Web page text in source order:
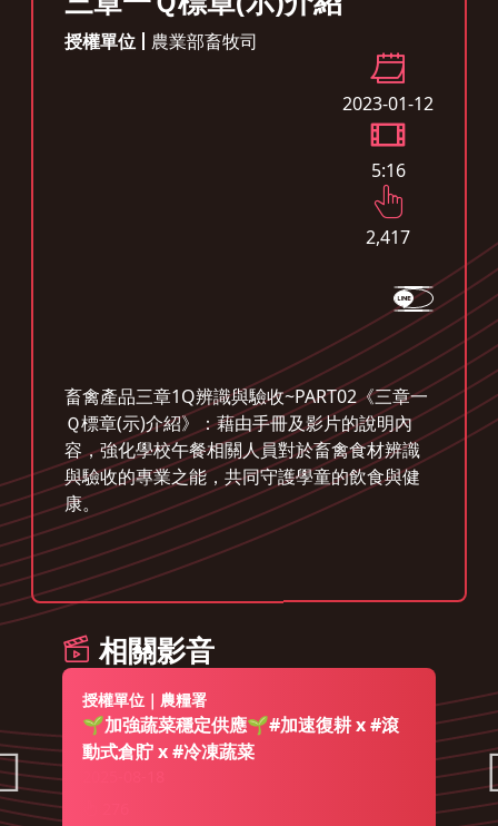
授權單位 農業部畜牧司
2023-01-12
5:16
2,417
畜禽產品三章1Q辨識與驗收~PART02《三章一
Ｑ標章(示)介紹》：藉由手冊及影片的說明內
容，強化學校午餐相關人員對於畜禽食材辨識
與驗收的專業之能，共同守護學童的飲食與健
康。
相關影音
授權單位｜農糧署
🌱加強蔬菜穩定供應🌱#加速復耕 x #滾
動式倉貯 x #冷凍蔬菜